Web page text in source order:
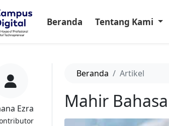
Beranda Tentang Kami
Ezra
Beranda Artikel
Mahir